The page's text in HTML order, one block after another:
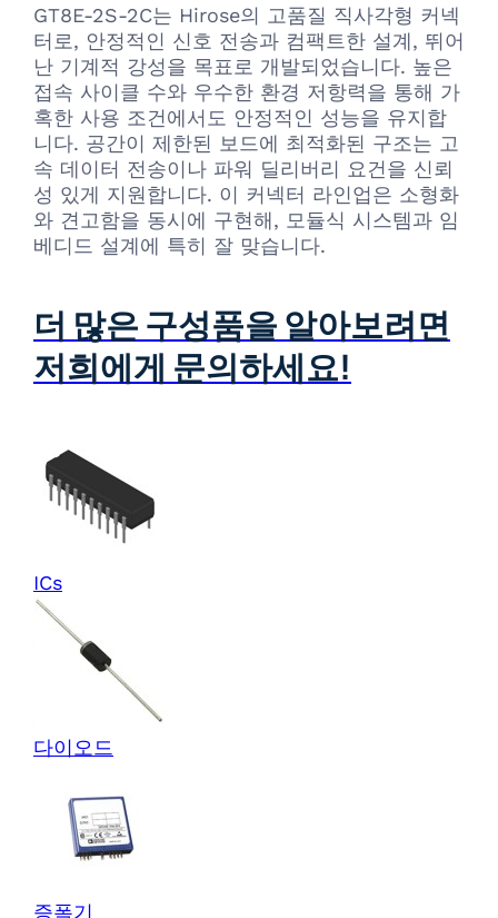
GT8E-2S-2C는 Hirose의 고품질 직사각형 커넥
터로, 안정적인 신호 전송과 컴팩트한 설계, 뛰어
난 기계적 강성을 목표로 개발되었습니다. 높은
접속 사이클 수와 우수한 환경 저항력을 통해 가
혹한 사용 조건에서도 안정적인 성능을 유지합
니다. 공간이 제한된 보드에 최적화된 구조는 고
속 데이터 전송이나 파워 딜리버리 요건을 신뢰
성 있게 지원합니다. 이 커넥터 라인업은 소형화
와 견고함을 동시에 구현해, 모듈식 시스템과 임
베디드 설계에 특히 잘 맞습니다.
더 많은 구성품을 알아보려면
저희에게 문의하세요!
ICs
다이오드
증폭기